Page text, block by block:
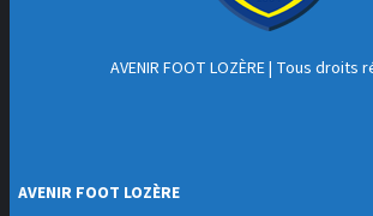
AVENIR FOOT LOZÈRE| Tous droits
AVENIR FOOT LOZÈRE